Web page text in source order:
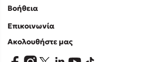
Βοήθεια
Επικοινωνία
Ακολουθήστε μας